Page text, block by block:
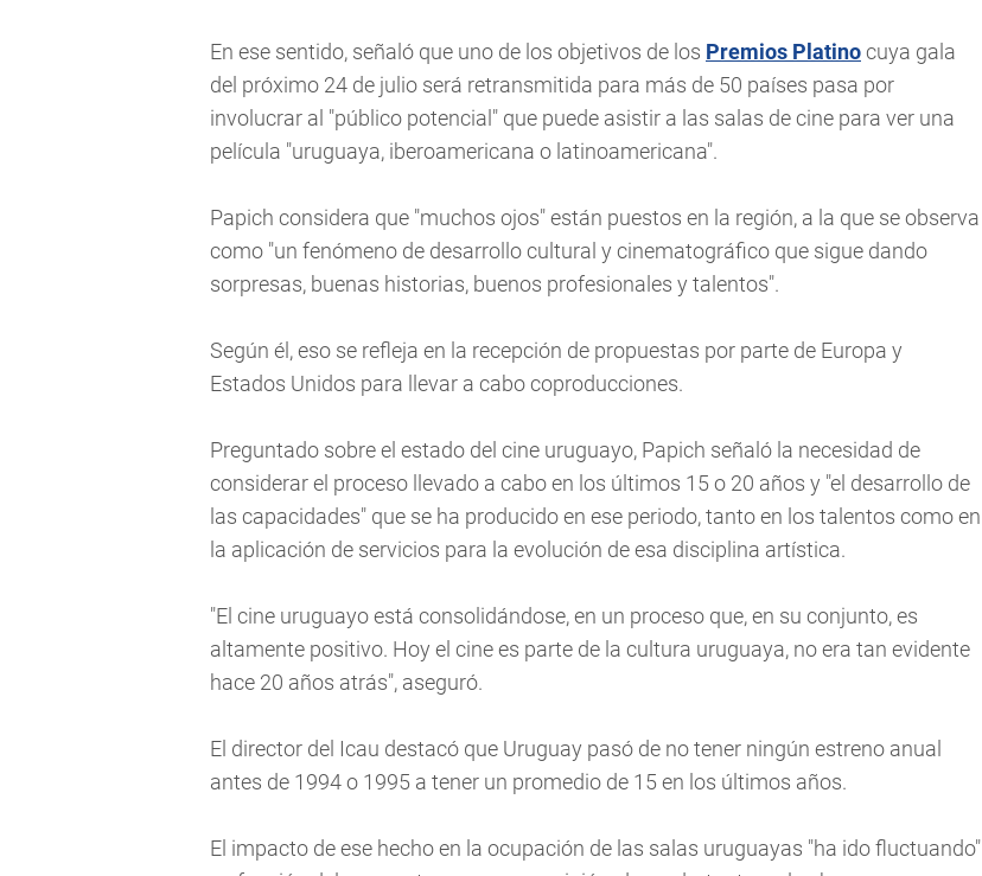
En ese sentido, señaló que uno de los objetivos de los Premios Platinocuya gala
del próximo 24 de julio será retransmitida para más de 50 países pasa por
involucrar al "público potencial" que puede asistir a las salas de cine para ver una
película "uruguaya, iberoamericana o latinoamericana".
Papich considera que "muchos ojos" están puestos en la región, a la que se observa
como "un fenómeno de desarrollo cultural y cinematográfico que sigue dando
sorpresas, buenas historias, buenos profesionales y talentos".
Según él, eso se refleja en la recepción de propuestas por parte de Europa y
Estados Unidos para llevar a cabo coproducciones.
Preguntado sobre el estado del cine uruguayo, Papich señaló la necesidad de
considerar el proceso llevado a cabo en los últimos 15 o 20 años y "el desarrollo de
las capacidades" que se ha producido en ese periodo, tanto en los talentos como en
la aplicación de servicios para la evolución de esa disciplina artística.
"El cine uruguayo está consolidándose, en un proceso que, en su conjunto, es
altamente positivo. Hoy el cine es parte de la cultura uruguaya, no era tan evidente
hace 20 años atrás", aseguró.
El director del Icau destacó que Uruguay pasó de no tener ningún estreno anual
antes de 1994 o 1995 a tener un promedio de 15 en los últimos años.
El impacto de ese hecho en la ocupación de las salas uruguayas "ha ido fluctuando"